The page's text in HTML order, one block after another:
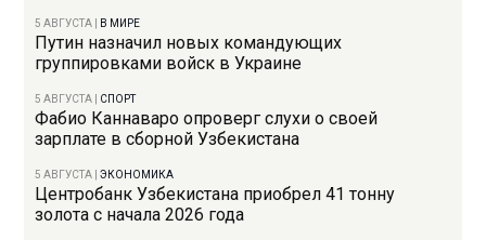
5 АВГУСТА В МИРЕ
Путин назначил новых командующих
группировками войск в Украине
5 АВГУСТА СПОРТ
Фабио Каннаваро опроверг слухи о своей
зарплате в сборной Узбекистана
5 АВГУСТА |ЭКОНОМИКА
Центробанк Узбекистана приобрел 41 тонну
золота с начала 2026 года